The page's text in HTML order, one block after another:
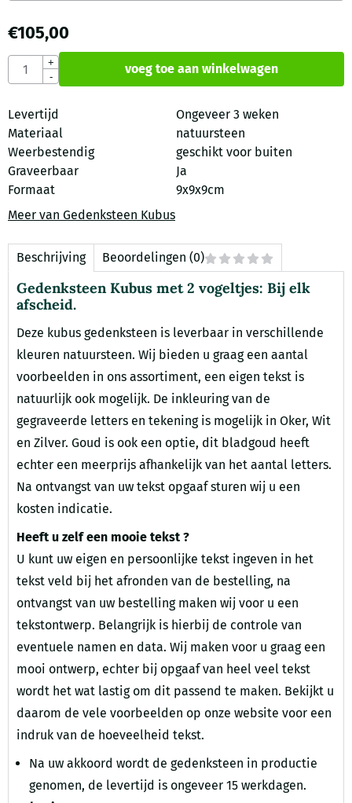
€105,00
Aantal
+
-
voeg toe aan winkelwagen
Levertijd
Ongeveer 3 weken
Materiaal
natuursteen
Weerbestendig
geschikt voor buiten
Graveerbaar
Ja
Formaat
9x9x9cm
Meer van Gedenksteen Kubus
Beschrijving Beoordelingen (0)
Gedenksteen Kubus met 2 vogeltjes: Bij elk
afscheid.
Deze kubus gedenksteen is leverbaar in verschillende
kleuren natuursteen. Wij bieden u graag een aantal
voorbeelden in ons assortiment, een eigen tekst is
natuurlijk ook mogelijk. De inkleuring van de
gegraveerde letters en tekening is mogelijk in Oker, Wit
en Zilver. Goud is ook een optie, dit bladgoud heeft
echter een meerprijs afhankelijk van het aantal letters.
Na ontvangst van uw tekst opgaaf sturen wij u een
kosten indicatie.
Heeft u zelf een mooie tekst ?
U kunt uw eigen en persoonlijke tekst ingeven in het
tekst veld bij het afronden van de bestelling, na
ontvangst van uw bestelling maken wij voor u een
tekstontwerp. Belangrijk is hierbij de controle van
eventuele namen en data. Wij maken voor u graag een
mooi ontwerp, echter bij opgaaf van heel veel tekst
wordt het wat lastig om dit passend te maken. Bekijkt u
daarom de vele voorbeelden op onze website voor een
indruk van de hoeveelheid tekst.
Na uw akkoord wordt de gedenksteen in productie
genomen, de levertijd is ongeveer 15 werkdagen.